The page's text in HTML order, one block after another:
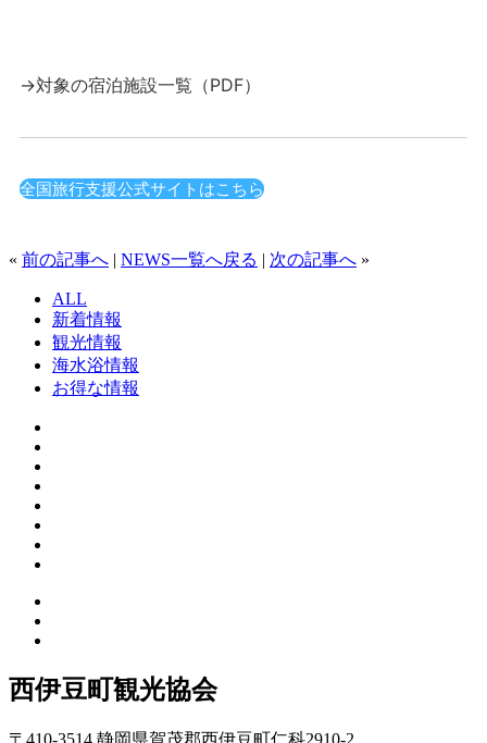
→対象の宿泊施設一覧（PDF）
全国旅行支援公式サイトはこちら
« 前の記事へ | NEWS一覧へ戻る | 次の記事へ »
ALL
新着情報
観光情報
海水浴情報
お得な情報
西伊豆町観光協会
〒410-3514 静岡県賀茂郡西伊豆町仁科2910-2